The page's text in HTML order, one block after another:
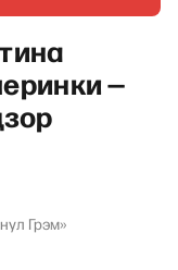
—
Грэм»